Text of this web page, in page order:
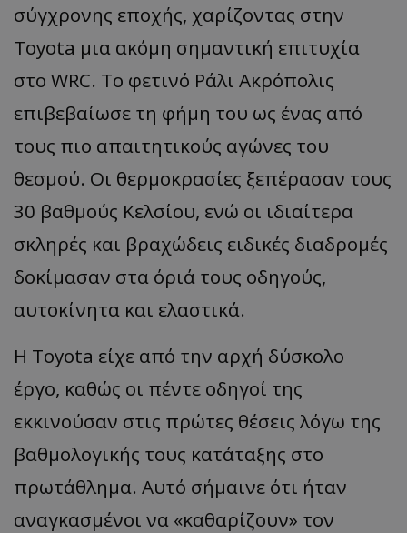
σύγχρονης εποχής, χαρίζοντας στην
Toyota μια ακόμη σημαντική επιτυχία
στο WRC. Το φετινό Ράλι Ακρόπολις
επιβεβαίωσε τη φήμη του ως ένας από
τους πιο απαιτητικούς αγώνες του
θεσμού. Οι θερμοκρασίες ξεπέρασαν τους
30 βαθμούς Κελσίου, ενώ οι ιδιαίτερα
σκληρές και βραχώδεις ειδικές διαδρομές
δοκίμασαν στα όριά τους οδηγούς,
αυτοκίνητα και ελαστικά.
Η Toyota είχε από την αρχή δύσκολο
έργο, καθώς οι πέντε οδηγοί της
εκκινούσαν στις πρώτες θέσεις λόγω της
βαθμολογικής τους κατάταξης στο
πρωτάθλημα. Αυτό σήμαινε ότι ήταν
αναγκασμένοι να «καθαρίζουν» τον